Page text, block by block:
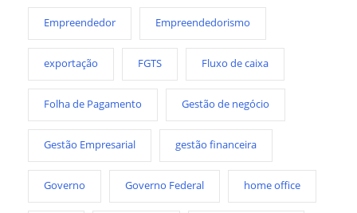
Empreendedor Empreendedorismo
exportação FGTS Fluxo de caixa
Folha de Pagamento Gestão de negócio
Gestão Empresarial gestão financeira
Governo Governo Federal home office